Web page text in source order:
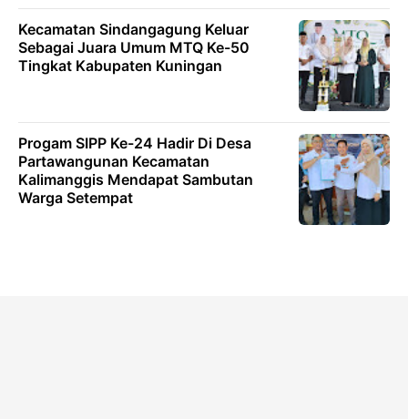
Kecamatan Sindangagung Keluar
Sebagai Juara Umum MTQ Ke-50
Tingkat Kabupaten Kuningan
Progam SIPP Ke-24 Hadir Di Desa
Partawangunan Kecamatan
Kalimanggis Mendapat Sambutan
Warga Setempat